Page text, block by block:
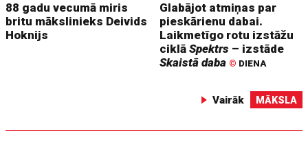
88 gadu vecumā miris
britu mākslinieks Deivids
Hoknijs
Glabājot atmiņas par
pieskārienu dabai.
Laikmetīgo rotu izstāžu
ciklāSpektrs – izstāde
Skaistā daba © DIENA
Vairāk MĀKSLA